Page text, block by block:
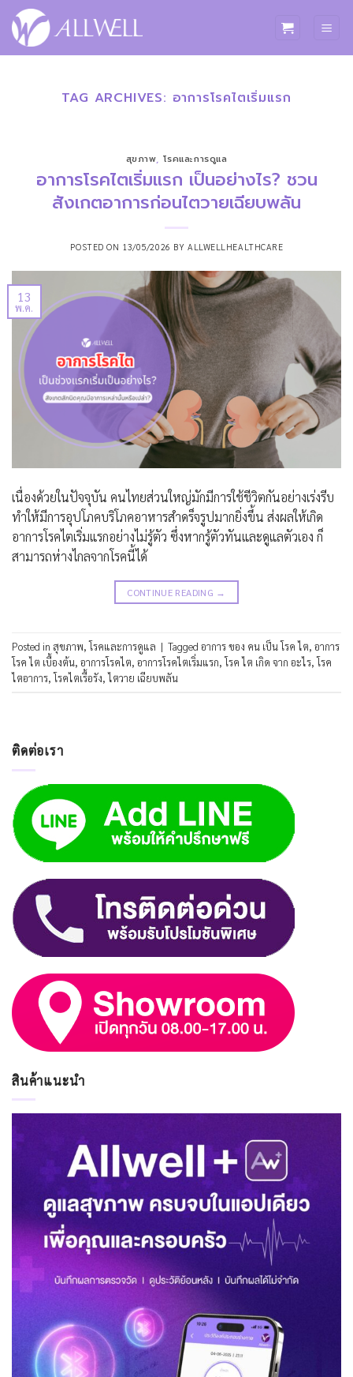
ข้าม
ไป
TAG ARCHIVES: อาการโรคไตเริ่มแรก
สุขภาพ, โรคและการดูแล
อาการโรคไตเริ่มแรก เป็นอย่างไร? ชวน
สังเกตอาการก่อนไตวายเฉียบพลัน
POSTED ON 13/05/2026 BY ALLWELLHEALTHCARE
13
พ.ค.
เนื่องด้วยในปัจจุบัน คนไทยส่วนใหญ่มักมีการใช้ชีวิตกันอย่างเร่งรีบ
ทำให้มีการอุปโภคบริโภคอาหารสำดร็จรูปมากยิ่งขึ้น ส่งผลให้เกิด
อาการโรคไตเริ่มแรกอย่างไม่รู้ตัว ซึ่งหากรู้ตัวทันและดูแลตัวเอง ก็
สามารถห่างไกลจากโรคนี้ได้
CONTINUE READING →
Posted in สุขภาพ,โรคและการดูแล | Tagged อาการ ของ คน เป็น โรค ไต, อาการ
โรค ไต เบื้องต้น, อาการโรคไต, อาการโรคไตเริ่มแรก,โรค ไต เกิด จาก อะไร,โรค
ไตอาการ,โรคไตเรื้อรัง, ไตวาย เฉียบพลัน
ติดต่อเรา
สินค้าแนะนำ